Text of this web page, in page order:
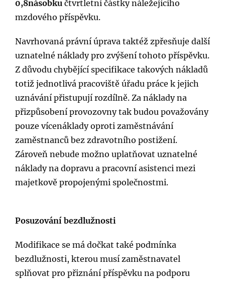
0,8násobku čtvrtletní částky náležejícího
mzdového příspěvku.
Navrhovaná právní úprava taktéž zpřesňuje další
uznatelné náklady pro zvýšení tohoto příspěvku.
Z důvodu chybějící specifikace takových nákladů
totiž jednotlivá pracoviště úřadu práce k jejich
uznávání přistupují rozdílně. Za náklady na
přizpůsobení provozovny tak budou považovány
pouze vícenáklady oproti zaměstnávání
zaměstnanců bez zdravotního postižení.
Zároveň nebude možno uplatňovat uznatelné
náklady na dopravu a pracovní asistenci mezi
majetkově propojenými společnostmi.
Posuzování bezdlužnosti
Modifikace se má dočkat také podmínka
bezdlužnosti, kterou musí zaměstnavatel
splňovat pro přiznání příspěvku na podporu